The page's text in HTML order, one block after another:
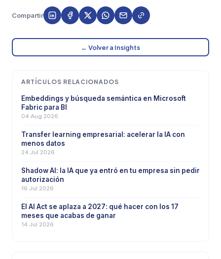
Compartir
← Volver a Insights
ARTÍCULOS RELACIONADOS
Embeddings y búsqueda semántica en Microsoft
Fabric para BI
04 Aug 2026
Transfer learning empresarial: acelerar la IA con
menos datos
24 Jul 2026
Shadow AI: la IA que ya entró en tu empresa sin pedir
autorización
16 Jul 2026
El AI Act se aplaza a 2027: qué hacer con los 17
meses que acabas de ganar
14 Jul 2026